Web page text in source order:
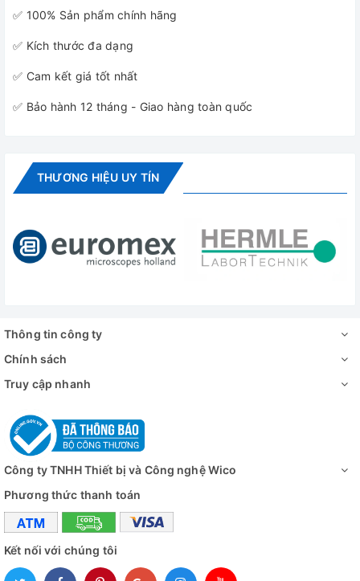
✅ 100% Sản phẩm chính hãng
✅ Kích thước đa dạng
✅ Cam kết giá tốt nhất
✅ Bảo hành 12 tháng - Giao hàng toàn quốc
THƯƠNG HIỆU UY TÍN
Thông tin công ty
Chính sách
Truy cập nhanh
Công ty TNHH Thiết bị và Công nghệ Wico
Phương thức thanh toán
Kết nối với chúng tôi